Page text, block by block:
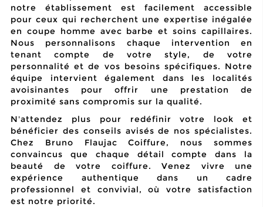
notre établissement est facilement accessible
pour ceux qui recherchent une expertise inégalée
en coupe homme avec barbe et soins capillaires.
Nous personnalisons chaque intervention en
tenant compte de votre style, de votre
personnalité et de vos besoins spécifiques. Notre
équipe intervient également dans les localités
avoisinantes pour offrir une prestation de
proximité sans compromis sur la qualité.
N'attendez plus pour redéfinir votre look et
bénéficier des conseils avisés de nos spécialistes.
Chez Bruno Flaujac Coiffure, nous sommes
convaincus que chaque détail compte
dans la
beauté de votre coiffure. Venez vivre une
expérience authentique dans un cadre
professionnel et convivial, où votre satisfaction
est notre priorité.